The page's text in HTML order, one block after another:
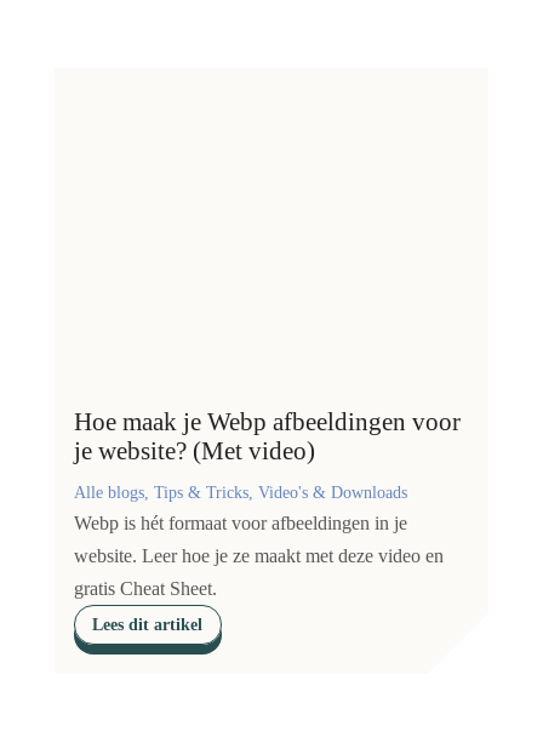
Hoe maak je Webp afbeeldingen voor
je website? (Met video)
Alle blogs, Tips & Tricks, Video's & Downloads
Webp is hét formaat voor afbeeldingen in je
website. Leer hoe je ze maakt met deze video en
gratis Cheat Sheet.
Lees dit artikel